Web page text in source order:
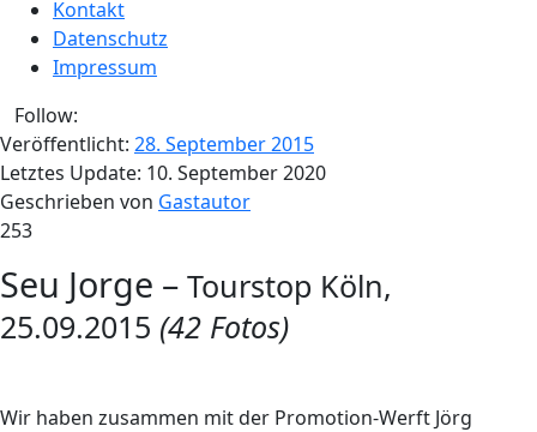
Kontakt
Datenschutz
Impressum
Follow:
Veröffentlicht: 28. September 2015
Letztes Update: 10. September 2020
Geschrieben von Gastautor
253
Seu Jorge – Tourstop Köln,
25.09.2015 (42 Fotos)
Wir haben zusammen mit der Promotion-Werft Jörg